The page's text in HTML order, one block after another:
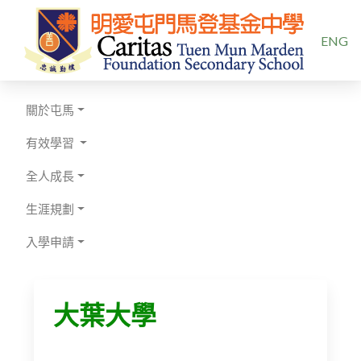
ENG
關於屯馬
有效學習
全人成長
生涯規劃
入學申請
大葉大學